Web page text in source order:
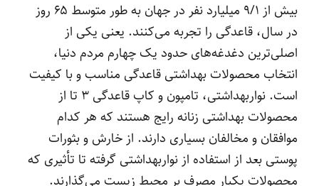
بیش از ۹/۱ میلیارد نفر در جهان به‌ طور متوسط ۶۵ روز
در سال، قاعدگی را تجربه می‌کنند. یعنی یکی از
اصلی‌ترین دغدغه‌های حدود یک چهارم مردم دنیا،
انتخاب محصولات بهداشتی قاعدگی مناسب و با کیفیت
است. نواربهداشتی، تامپون و کاپ قاعدگی 3 تا از
محصولات بهداشتی زنانه رایج هستند که هر کدام
موافقان و مخالفان بسیاری دارند. از خارش و بثورات
پوستی بعد از استفاده از نواربهداشتی گرفته تا تا‌ٔثیری که
محصولات یکبار مصرف بر محیط زیست می‌گذارند.